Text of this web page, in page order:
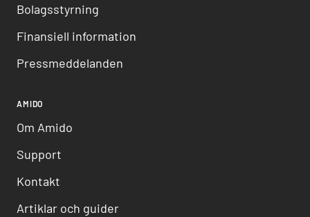
Bolagsstyrning
Finansiell information
Pressmeddelanden
AMIDO
Om Amido
Support
Kontakt
Artiklar och guider